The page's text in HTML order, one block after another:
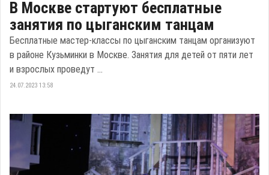
В Москве стартуют бесплатные
занятия по цыганским танцам
Бесплатные мастер-классы по цыганским танцам организуют
в районе Кузьминки в Москве. Занятия для детей от пяти лет
и взрослых проведут ...
24.07.2023 13:58